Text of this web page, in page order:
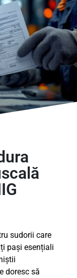
sudorii care
pași esențiali
doresc să